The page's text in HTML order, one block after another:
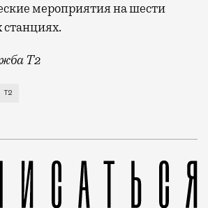
мероприятия на шести
станциях.
Т2
Т2 завершил работы по
Т2